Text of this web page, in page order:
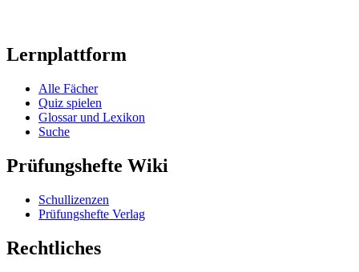
Lernplattform
Alle Fächer
Quiz spielen
Glossar und Lexikon
Suche
Prüfungshefte Wiki
Schullizenzen
Prüfungshefte Verlag
Rechtliches